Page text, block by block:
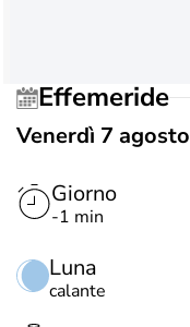
Effemeride
Venerdì 7 agosto
Giorno
-1 min
Luna
calante